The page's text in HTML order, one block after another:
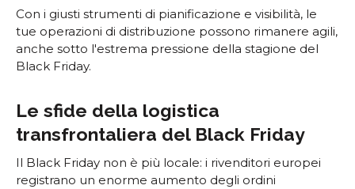
Con i giusti strumenti di pianificazione e visibilità, le
tue operazioni di distribuzione possono rimanere agili,
anche sotto l'estrema pressione della stagione del
Black Friday.
Le sfide della logistica
transfrontaliera del Black Friday
Il Black Friday non è più locale: i rivenditori europei
registrano un enorme aumento degli ordini